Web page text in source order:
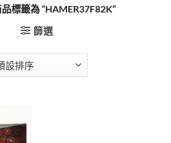
品標籤為 “HAMER37F82K”
篩選